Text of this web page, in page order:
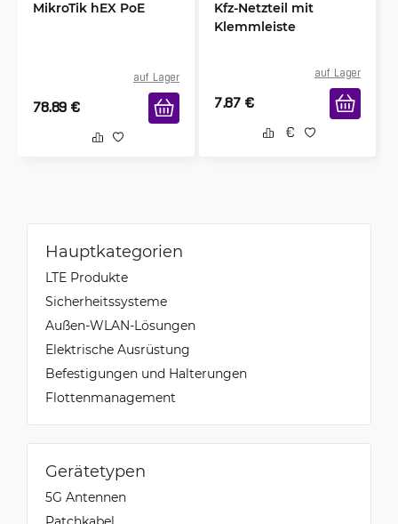
MikroTik hEX PoE
auf Lager
78.89 €
Kfz-Netzteil mit
Klemmleiste
auf Lager
7.87 €
Hauptkategorien
LTE Produkte
Sicherheitssysteme
Außen-WLAN-Lösungen
Elektrische Ausrüstung
Befestigungen und Halterungen
Flottenmanagement
Gerätetypen
5G Antennen